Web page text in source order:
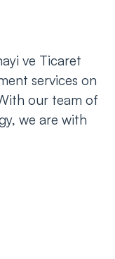
ve Ticaret
services on
our team of
we are with